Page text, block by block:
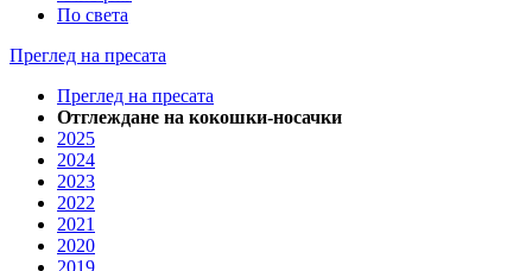
По света
Преглед на пресата
Преглед на пресата
Отглеждане на кокошки-носачки
2025
2024
2023
2022
2021
2020
2019